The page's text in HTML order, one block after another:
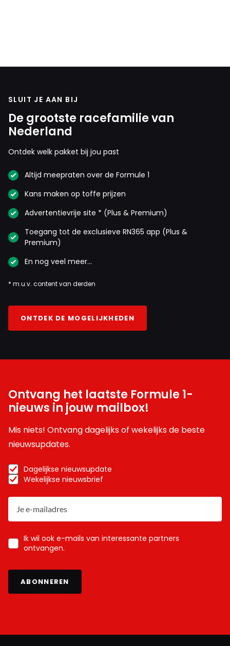
INLOGGEN AANMELDEN
SLUIT JE AAN BIJ
De grootste racefamilie van
Nederland
Ontdek welk pakket bij jou past
Altijd meepraten over de Formule 1
Kans maken op toffe prijzen
Advertentievrije site * (Plus & Premium)
Toegang tot de exclusieve RN365 app (Plus &
Premium)
En nog veel meer…
* m.u.v. content van derden
ONTDEK DE MOGELIJKHEDEN
Ontvang het laatste Formule 1-
nieuws in jouw mailbox!
Mis niets! Ontvang dagelijks of wekelijks de beste
nieuwsupdates.
Dagelijkse nieuwsupdate
Wekelijkse nieuwsbrief
Ik wil ook e-mails van interessante partners
ontvangen.
ABONNEREN